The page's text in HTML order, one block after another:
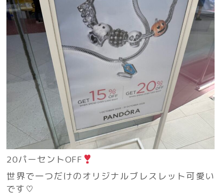
20パーセントOFF
世界で一つだけのオリジナルブレスレット可愛い
です♡